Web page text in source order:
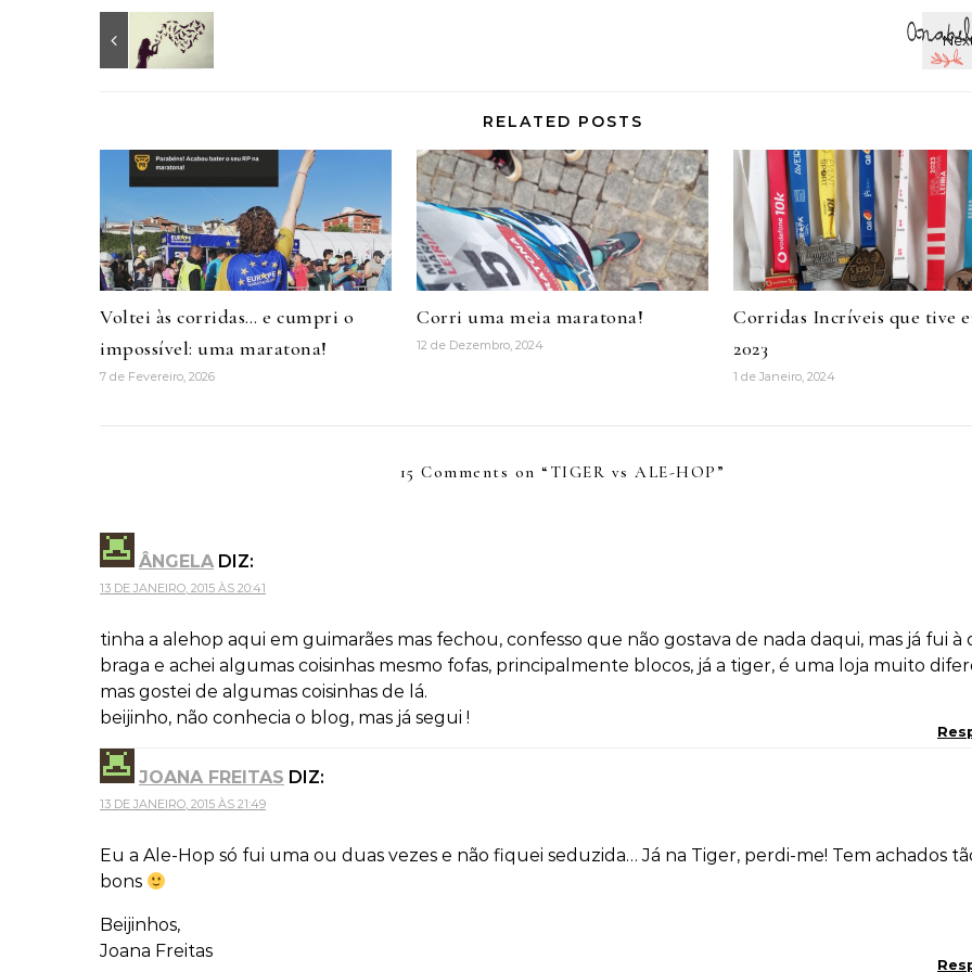
RELATED POSTS
Voltei às corridas… e cumpri o
impossível: uma maratona!
7 de Fevereiro, 2026
Corri uma meia maratona!
12 de Dezembro, 2024
Corridas Incríveis que tive
2023
1 de Janeiro, 2024
15 Comments on “ TIGER vs ALE-HOP ”
ÂNGELA DIZ:
13 DE JANEIRO, 2015 ÀS 20:41
tinha a alehop aqui em guimarães mas fechou, confesso que não gostava de nada daqui, mas já fui à
braga e achei algumas coisinhas mesmo fofas, principalmente blocos, já a tiger, é uma loja muito
mas gostei de algumas coisinhas de lá.
beijinho, não conhecia o blog, mas já segui !
JOANA FREITAS DIZ:
13 DE JANEIRO, 2015 ÀS 21:49
Eu a Ale-Hop só fui uma ou duas vezes e não fiquei seduzida… Já na Tiger, perdi-me! Tem achados
bons
Beijinhos,
Joana Freitas